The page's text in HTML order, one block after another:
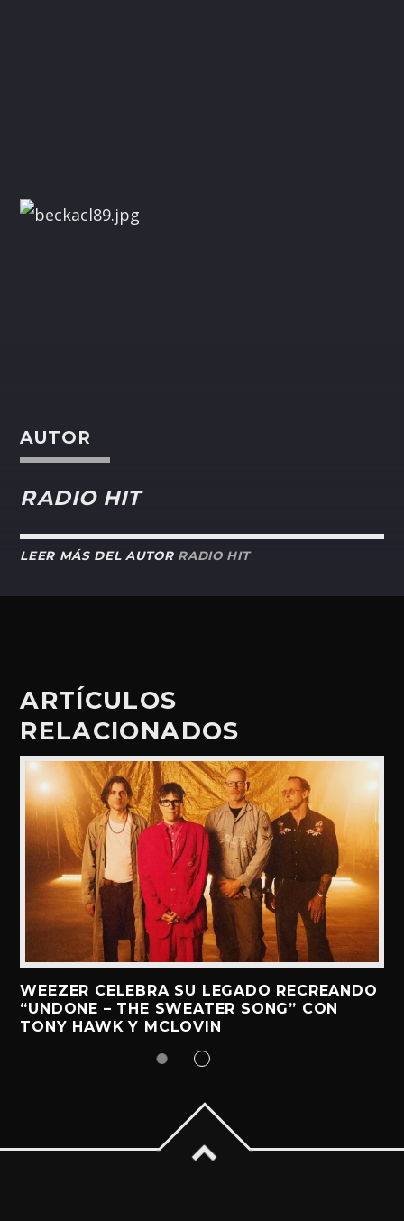
AUTOR
RADIO HIT
LEER MÁS DEL AUTOR RADIO HIT
ARTÍCULOS
RELACIONADOS
WEEZER CELEBRA SU LEGADO RECREANDO
“UNDONE – THE SWEATER SONG” CON
TONY HAWK Y MCLOVIN